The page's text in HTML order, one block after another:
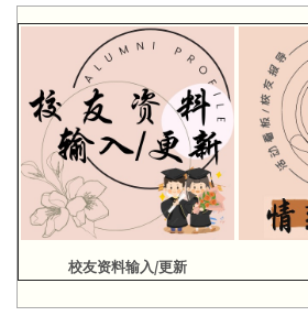
校友资料输入/更新